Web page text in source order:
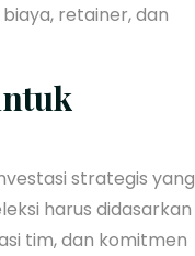
retainer, dan
strategis yang
harus didasarkan
tim, dan komitmen